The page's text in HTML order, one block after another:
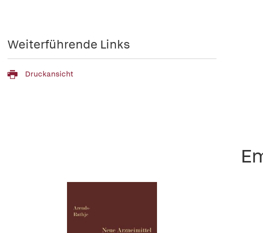
Weiterführende Links
Druckansicht